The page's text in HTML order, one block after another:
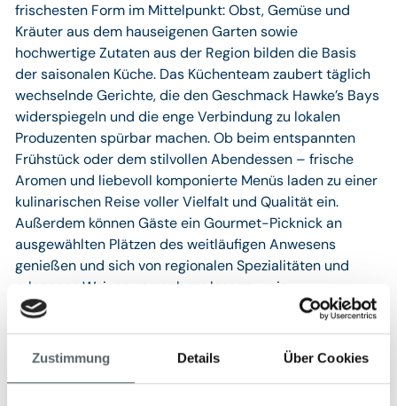
Zustimmung Details Über Cookies
frischesten Form im Mittelpunkt: Obst, Gemüse und
Kräuter aus dem hauseigenen Garten sowie
hochwertige Zutaten aus der Region bilden die Basis
der saisonalen Küche. Das Küchenteam zaubert täglich
wechselnde Gerichte, die den Geschmack Hawke’s Bays
widerspiegeln und die enge Verbindung zu lokalen
Produzenten spürbar machen. Ob beim entspannten
Frühstück oder dem stilvollen Abendessen – frische
Aromen und liebevoll komponierte Menüs laden zu einer
kulinarischen Reise voller Vielfalt und Qualität ein.
Außerdem können Gäste ein Gourmet-Picknick an
ausgewählten Plätzen des weitläufigen Anwesens
genießen und sich von regionalen Spezialitäten und
erlesenen Weinen verzaubern lassen – ein
unvergessliches Erlebnis inmitten der beeindruckenden
Natur Neuseelands.